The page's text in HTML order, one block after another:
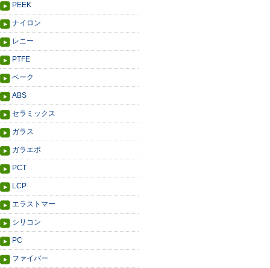
PEEK
ナイロン
レニー
PTFE
ベーク
ABS
セラミックス
ガラス
ガラエポ
PCT
LCP
エラストマー
シリコン
PC
ファイバー